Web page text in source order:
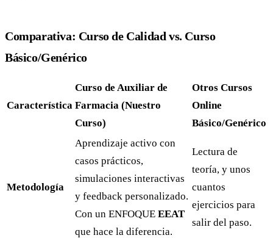
Comparativa: Curso de Calidad vs. Curso
Básico/Genérico
Característica
Curso de Auxiliar de
Farmacia (Nuestro
Curso)
Otros Cursos
Online
Básico/Genérico
Metodología
Aprendizaje activo con
casos prácticos,
simulaciones interactivas
y feedback personalizado.
Con un ENFOQUE EEAT
que hace la diferencia.
Lectura de
teoría, y unos
cuantos
ejercicios para
salir del paso.